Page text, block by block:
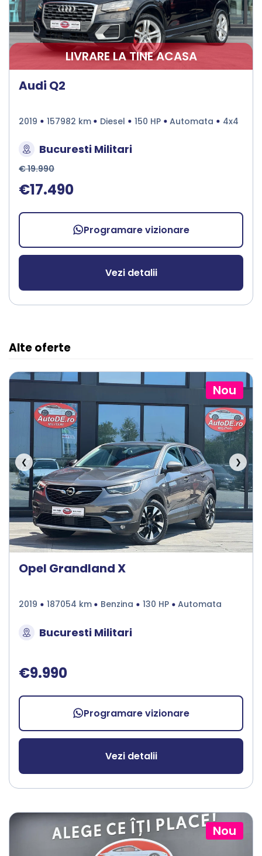
LIVRARE LA TINE ACASA
Audi Q2
2019 157982 km Diesel 150 HP Automata 4x4
Bucuresti Militari
€ 19.990
€17.490
Programare vizionare
Vezi detalii
Alte oferte
Nou
❮ ❯
Opel Grandland X
2019 187054 km Benzina 130 HP Automata
Bucuresti Militari
€9.990
Programare vizionare
Vezi detalii
Nou